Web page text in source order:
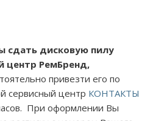
сдать дисковую пилу
центр РемБренд,
привезти его по
сервисный центр КОНТАКТЫ
При оформлении Вы